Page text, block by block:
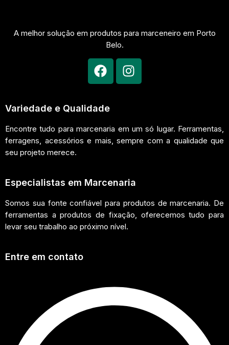
A melhor solução em produtos para marceneiro em Porto
Belo.
Variedade e Qualidade
Encontre tudo para marcenaria em um só lugar. Ferramentas,
ferragens, acessórios e mais, sempre com a qualidade que
seu projeto merece.
Especialistas em Marcenaria
Somos sua fonte confiável para produtos de marcenaria. De
ferramentas a produtos de fixação, oferecemos tudo para
levar seu trabalho ao próximo nível.
Entre em contato